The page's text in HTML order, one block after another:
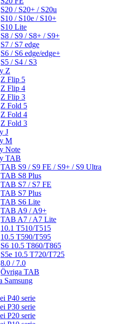
S20 / S20+ / S20u
S10 / S10e / S10+
S10 Lite
S8 / S9 / S8+ / S9+
S7 / S7 edge
S6 / S6 edge/edge+
S5 / S4 / S3
Z
Z Flip 5
Z Flip 4
Z Flip 3
Z Fold 5
Z Fold 4
Z Fold 3
J
M
Note
TAB
TAB S9 / S9 FE / S9+ / S9 Ultra
TAB S8 Plus
TAB S7 / S7 FE
TAB S7 Plus
TAB S6 Lite
TAB A9 / A9+
TAB A7 / A7 Lite
10.1 T510/T515
10.5 T590/T595
S6 10.5 T860/T865
S5e 10.5 T720/T725
8.0 / 7.0
Övriga TAB
Samsung
P40 serie
P30 serie
P20 serie